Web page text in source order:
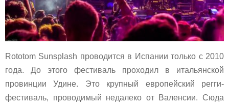
Rototom Sunsplash проводится в Испании только с 2010
года. До этого фестиваль проходил в итальянской
провинции Удине. Это крупный европейский регги-
фестиваль, проводимый недалеко от Валенсии. Сюда